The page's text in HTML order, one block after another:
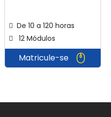
De 10 a 120 horas
12 Módulos
Matricule-se